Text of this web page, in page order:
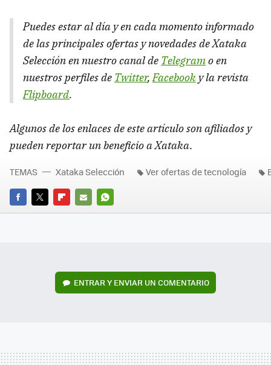
Puedes estar al día y en cada momento informado
de las principales ofertas y novedades de Xataka
Selección en nuestro canal de Telegramo en
nuestros perfiles de Twitter,Facebook y la revista
Flipboard.
Algunos de los enlaces de este artículo son afiliados y
pueden reportar un beneficio a Xataka.
FACEBOOK
TWITTERFLIPBOARD
E-
WHATSAPP
TEMAS Xataka Selección Ver ofertas de tecnología
ENTRAR Y ENVIAR UN COMENTARIO